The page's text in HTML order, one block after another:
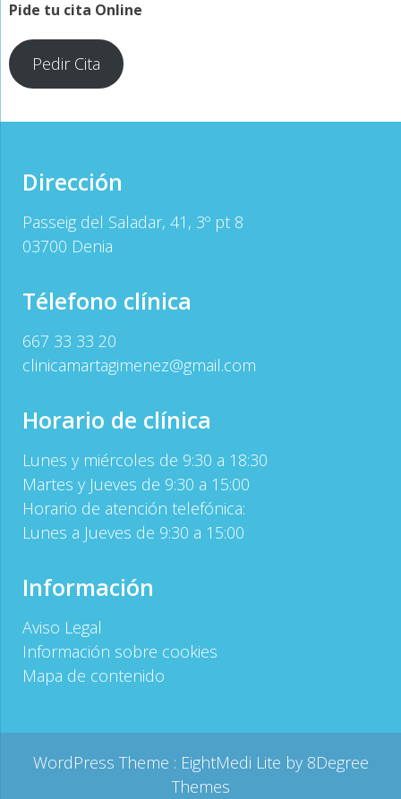
Pide tu cita Online
Pedir Cita
Dirección
Passeig del Saladar, 41, 3º pt 8
03700 Denia
Télefono clínica
667 33 33 20
clinicamartagimenez@gmail.com
Horario de clínica
Lunes y miércoles de 9:30 a 18:30
Martes y Jueves de 9:30 a 15:00
Horario de atención telefónica:
Lunes a Jueves de 9:30 a 15:00
Información
Aviso Legal
Información sobre cookies
Mapa de contenido
WordPress Theme : EightMedi Lite by 8Degree
Themes